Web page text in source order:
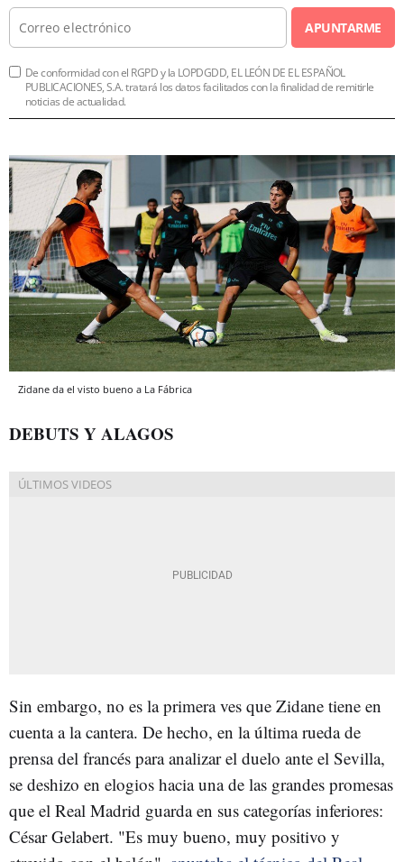
APUNTARME
De conformidad con el RGPD y la LOPDGDD, EL LEÓN DE EL ESPAÑOL
PUBLICACIONES, S.A. tratará los datos facilitados con la finalidad de remitirle
noticias de actualidad.
Zidane da el visto bueno a La Fábrica
DEBUTS Y ALAGOS
Sin embargo, no es la primera ves que Zidane tiene en
cuenta a la cantera. De hecho, en la última rueda de
prensa del francés para analizar el duelo ante el Sevilla,
se deshizo en elogios hacia una de las grandes promesas
que el Real Madrid guarda en sus categorías inferiores:
César Gelabert. "Es muy bueno, muy positivo y